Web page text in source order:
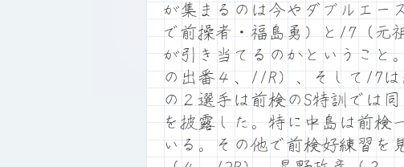
が集まるのは今やダブルエー
で前操者・福島勇）と17（元
が引き当てるのかということ
の出番４、11R）、そして17
の２選手は前検のS特訓では
を披露した。特に中島は前検
いる。その他で前検好練習を